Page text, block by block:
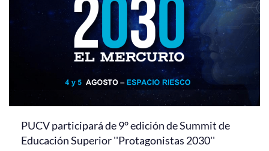
PUCV participará de 9° edición de Summit de
Educación Superior ''Protagonistas 2030''